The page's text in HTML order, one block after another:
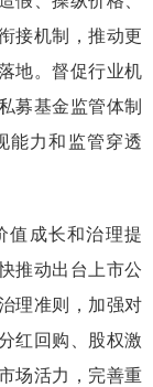
接机制，推动更
地。督促行业机
募基金监管体制
能力和监管穿透
值成长和治理提
推动出台上市公
理准则，加强对
红回购、股权激
场活力，完善重